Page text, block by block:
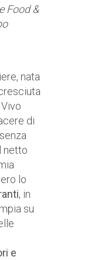
Food &
nata
di
netto
lo
, in
su
e